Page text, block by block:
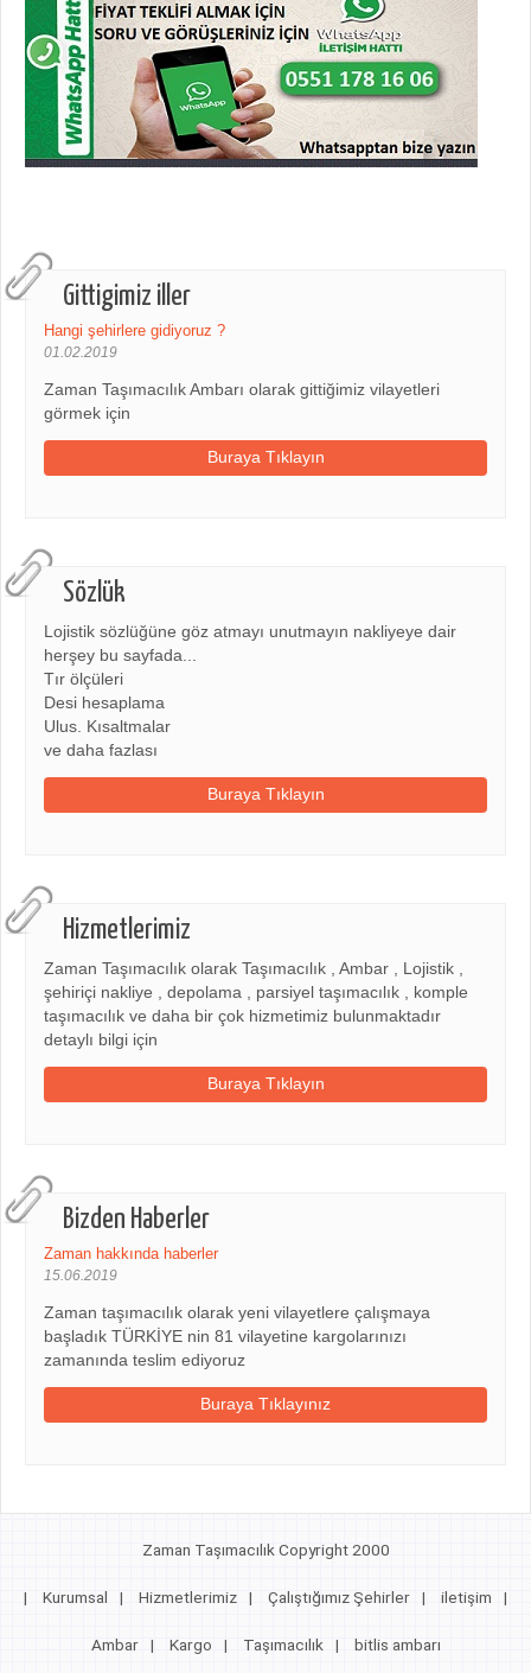
Gittigimiz iller
Hangi şehirlere gidiyoruz ?
01.02.2019
Zaman Taşımacılık Ambarı olarak gittiğimiz vilayetleri
görmek için
Buraya Tıklayın
Sözlük
Lojistik sözlüğüne göz atmayı unutmayın nakliyeye dair
herşey bu sayfada...
Tır ölçüleri
Desi hesaplama
Ulus. Kısaltmalar
ve daha fazlası
Buraya Tıklayın
Hizmetlerimiz
Zaman Taşımacılık olarak Taşımacılık , Ambar , Lojistik ,
şehiriçi nakliye , depolama , parsiyel taşımacılık , komple
taşımacılık ve daha bir çok hizmetimiz bulunmaktadır
detaylı bilgi için
Buraya Tıklayın
Bizden Haberler
Zaman hakkında haberler
15.06.2019
Zaman taşımacılık olarak yeni vilayetlere çalışmaya
başladık TÜRKİYE nin 81 vilayetine kargolarınızı
zamanında teslim ediyoruz
Buraya Tıklayınız
Zaman Taşımacılık Copyright 2000
| Kurumsal | Hizmetlerimiz | Çalıştığımız Şehirler | iletişim |
Ambar | Kargo | Taşımacılık | bitlis ambarı